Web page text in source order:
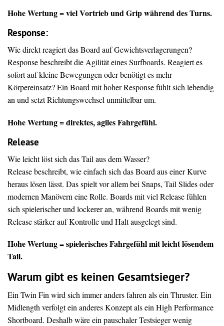
Hohe Wertung = viel Vortrieb und Grip während des Turns.
Response:
Wie direkt reagiert das Board auf Gewichtsverlagerungen?
Response beschreibt die Agilität eines Surfboards. Reagiert es
sofort auf kleine Bewegungen oder benötigt es mehr
Körpereinsatz? Ein Board mit hoher Response fühlt sich lebendig
an und setzt Richtungswechsel unmittelbar um.
Hohe Wertung = direktes, agiles Fahrgefühl.
Release
Wie leicht löst sich das Tail aus dem Wasser?
Release beschreibt, wie einfach sich das Board aus einer Kurve
heraus lösen lässt. Das spielt vor allem bei Snaps, Tail Slides oder
modernen Manövern eine Rolle. Boards mit viel Release fühlen
sich spielerischer und lockerer an, während Boards mit wenig
Release stärker auf Kontrolle und Halt ausgelegt sind.
Hohe Wertung = spielerisches Fahrgefühl mit leicht lösendem
Tail.
Warum gibt es keinen Gesamtsieger?
Ein Twin Fin wird sich immer anders fahren als ein Thruster. Ein
Midlength verfolgt ein anderes Konzept als ein High Performance
Shortboard. Deshalb wäre ein pauschaler Testsieger wenig